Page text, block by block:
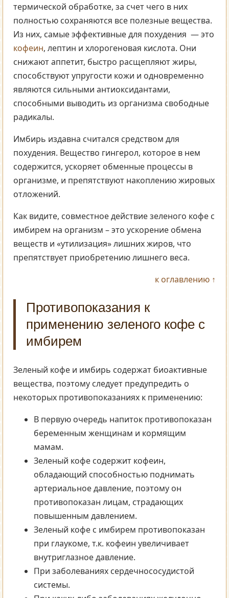
термической обработке, за счет чего в них
полностью сохраняются все полезные вещества.
Из них, самые эффективные для похудения — это
кофеин, лептин и хлорогеновая кислота. Они
снижают аппетит, быстро расщепляют жиры,
способствуют упругости кожи и одновременно
являются сильными антиоксидантами,
способными выводить из организма свободные
радикалы.
Имбирь издавна считался средством для
похудения. Вещество гингерол, которое в нем
содержится, ускоряет обменные процессы в
организме, и препятствуют накоплению жировых
отложений.
Как видите, совместное действие зеленого кофе с
имбирем на организм – это ускорение обмена
веществ и «утилизация» лишних жиров, что
препятствует приобретению лишнего веса.
к оглавлению ↑
Противопоказания к
применению зеленого кофе с
имбирем
Зеленый кофе и имбирь содержат биоактивные
вещества, поэтому следует предупредить о
некоторых противопоказаниях к применению:
В первую очередь напиток противопоказан
беременным женщинам и кормящим
мамам.
Зеленый кофе содержит кофеин,
обладающий способностью поднимать
артериальное давление, поэтому он
противопоказан лицам, страдающих
повышенным давлением.
Зеленый кофе с имбирем противопоказан
при глаукоме, т.к. кофеин увеличивает
внутриглазное давление.
При заболеваниях сердечнососудистой
системы.